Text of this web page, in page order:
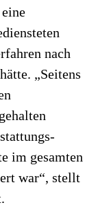
nach
„Seitens
im gesamten
war“, stellt